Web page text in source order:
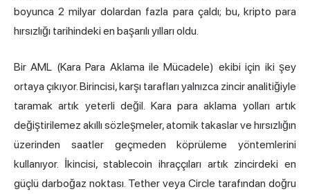
boyunca 2 milyar dolardan fazla para çaldı; bu, kripto para
hırsızlığı tarihindeki en başarılı yılları oldu.
Bir AML (Kara Para Aklama ile Mücadele) ekibi için iki şey
ortaya çıkıyor. Birincisi, karşı tarafları yalnızca zincir analitiğiyle
taramak artık yeterli değil. Kara para aklama yolları artık
değiştirilemez akıllı sözleşmeler, atomik takaslar ve hırsızlığın
üzerinden saatler geçmeden köprüleme yöntemlerini
kullanıyor. İkincisi, stablecoin ihraççıları artık zincirdeki en
güçlü darboğaz noktası. Tether veya Circle tarafından doğru